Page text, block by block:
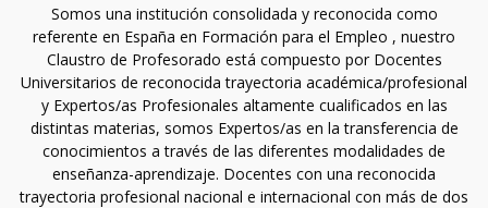
Somos una institución consolidada y reconocida como
referente en España en Formación para el Empleo , nuestro
Claustro de Profesorado está compuesto por Docentes
Universitarios de reconocida trayectoria académica/profesional
y Expertos/as Profesionales altamente cualificados en las
distintas materias, somos Expertos/as en la transferencia de
conocimientos a través de las diferentes modalidades de
enseñanza-aprendizaje. Docentes con una reconocida
trayectoria profesional nacional e internacional con más de dos